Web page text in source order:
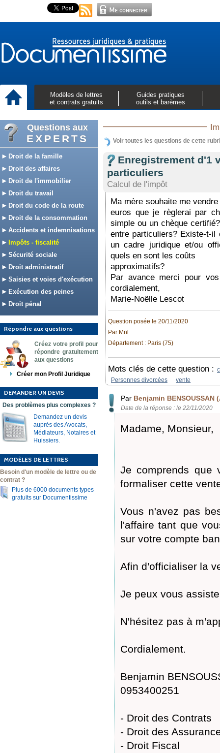
Modèles de lettres
et contrats gratuits
Guides pratiques
outils et barèmes
Questions aux
EXPERTS
Droit de la famille
Droit des affaires
Droit de l'immobilier
Droit du travail
Droit du code de la route
Droit de la consommation
Accidents et indemnisations
Impôts - fiscalité
Sécurité sociale
Droit administratif
Saisies et voies d'exécution
Exécution des peines
Droit pénal
Répondre aux questions
Créez votre profil pour
répondre gratuitement
aux questions
Créer mon Profil Juridique
DEMANDER UN DEVIS
Des problèmes plus complexes ?
Demandez un devis
auprès des Avocats,
Médiateurs, Notaires et
Huissiers.
MODÈLES DE LETTRES
Besoin d'un modèle de lettre ou de
contrat ?
Plus de 6000 documents types
gratuits sur Documentissime
Voir toutes les questions de cette
Enregistrement d'1
particuliers
Calcul de l'impôt
Ma mère souhaite me
euros que je règlerai par
simple ou un chèque
entre particuliers? Existe-t-il
un cadre juridique et/ou
quels en sont les coûts
approximatifs?
Par avance merci pour
cordialement,
Marie-Noëlle Lescot
Question posée le 20/11/2020
Par Mnl
Département : Paris (75)
Mots clés de cette question :
Personnes divorcées
vente
Par Benjamin BENSOUSSAN
Date de la réponse : le 22/11/2020
Madame, Monsieur,
Je comprends que
formaliser cette
Vous n'avez pas
l'affaire tant que
sur votre compte
Afin d'officialiser la
Je peux vous
N'hésitez pas à
Cordialement.
Benjamin
0953400251
- Droit des Contrats
- Droit des
- Droit Fiscal